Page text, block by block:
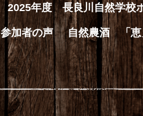
2025年度 長良川自然学校
参加者の声 自然農酒 「恵